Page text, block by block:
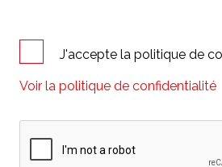
J'accepte la politique de
Voir la politique de confidentialité